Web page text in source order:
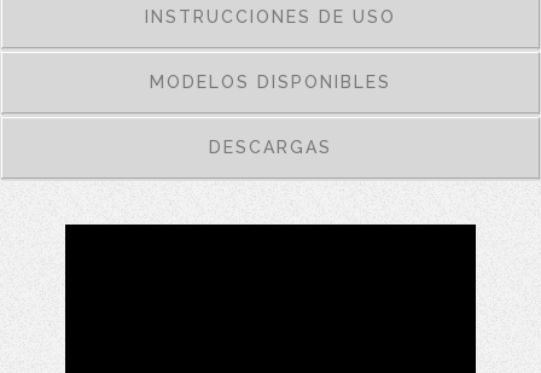
INSTRUCCIONES DE USO
MODELOS DISPONIBLES
DESCARGAS